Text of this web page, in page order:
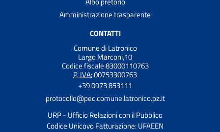
Amministrazione trasparente
CONTATTI
Comune di Latronico
Largo Marconi,10
Codice fiscale 83000110763
P. IVA:00753300763
+39 0973 853111
protocollo@pec.comune.latronico.pz.it
URP - Ufficio Relazioni con il Pubblico
Codice Unicovo Fatturazione: UFAEEN